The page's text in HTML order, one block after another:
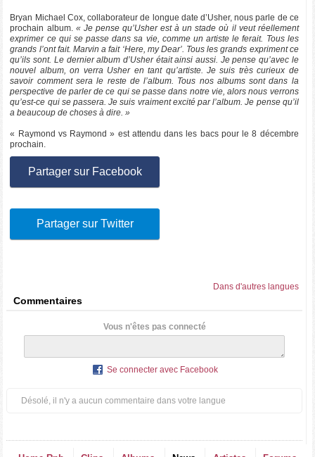
Bryan Michael Cox, collaborateur de longue date d’Usher, nous parle de ce
prochain album. « Je pense qu’Usher est à un stade où il veut réellement
exprimer ce qui se passe dans sa vie, comme un artiste le ferait. Tous les
grands l’ont fait. Marvin a fait ‘Here, my Dear’. Tous les grands expriment ce
qu’ils sont. Le dernier album d’Usher était ainsi aussi. Je pense qu’avec le
nouvel album, on verra Usher en tant qu’artiste. Je suis très curieux de
savoir comment sera le reste de l’album. Tous nos albums sont dans la
perspective de parler de ce qui se passe dans notre vie, alors nous verrons
qu’est-ce qui se passera. Je suis vraiment excité par l’album. Je pense qu’il
a beaucoup de choses à dire. »
« Raymond vs Raymond » est attendu dans les bacs pour le 8 décembre
prochain.
Partager sur Facebook
Partager sur Twitter
Dans d'autres langues
Commentaires
Vous n'êtes pas connecté
Se connecter avec Facebook
Désolé, il n'y a aucun commentaire dans votre langue